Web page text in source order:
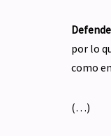
por lo
como
(…)